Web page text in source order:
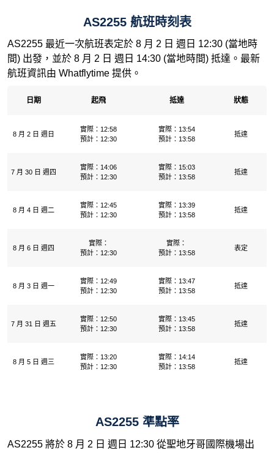
AS2255 航班時刻表
AS2255 最近一次航班表定於 8 月 2 日 週日 12:30 (當地時
間) 出發，並於 8 月 2 日 週日 14:30 (當地時間) 抵達。最新
航班資訊由 Whatflytime 提供。
日期 起飛 抵達 狀態
8 月 2 日 週日
實際：12:58
預計：12:30
實際：13:54
預計：13:58
抵達
7 月 30 日 週四
實際：14:06
預計：12:30
實際：15:03
預計：13:58
抵達
8 月 4 日 週二
實際：12:45
預計：12:30
實際：13:39
預計：13:58
抵達
8 月 6 日 週四
實際：
預計：12:30
實際：
預計：13:58
表定
8 月 3 日 週一
實際：12:49
預計：12:30
實際：13:47
預計：13:58
抵達
7 月 31 日 週五
實際：12:50
預計：12:30
實際：13:45
預計：13:58
抵達
8 月 5 日 週三
實際：13:20
預計：12:30
實際：14:14
預計：13:58
抵達
AS2255 準點率
AS2255 將於 8 月 2 日 週日 12:30 從聖地牙哥國際機場出